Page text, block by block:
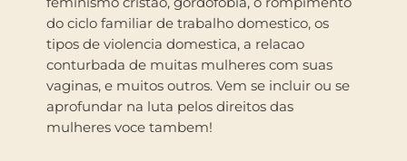
do ciclo familiar de trabalho domestico, os
tipos de violencia domestica, a relacao
conturbada de muitas mulheres com suas
vaginas, e muitos outros. Vem se incluir ou se
aprofundar na luta pelos direitos das
mulheres voce tambem!